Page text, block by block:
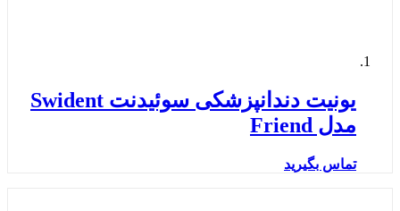
یونیت دندانپزشکی سوئیدنت Swident
مدل Friend
تماس بگیرید